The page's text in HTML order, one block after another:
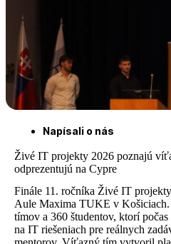
Napísali o nás
Živé IT projekty 2026 poznajú
odprezentujú na Cypre
Finále 11. ročníka Živé IT
Aule Maxima TUKE v Košiciach.
tímov a 360 študentov, ktorí
na IT riešeniach pre reálnych